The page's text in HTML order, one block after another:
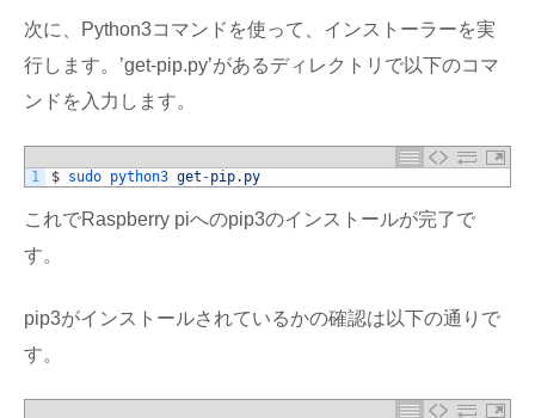
次に、Python3コマンドを使って、インストーラーを実
行します。’get-pip.py’があるディレクトリで以下のコマ
ンドを入力します。
1 $ sudo python3 get -pip. py
これでRaspberry piへのpip3のインストールが完了で
す。
pip3がインストールされているかの確認は以下の通りで
す。